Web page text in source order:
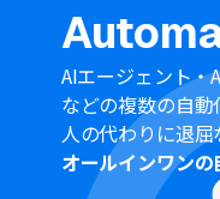
■注意事項
Google Meet、
ださい。
トリガーは5分、
間隔を選択できま
プランによって最
ください。
AIエージェント・
などの複数の自動
人の代わりに退
オールインワン